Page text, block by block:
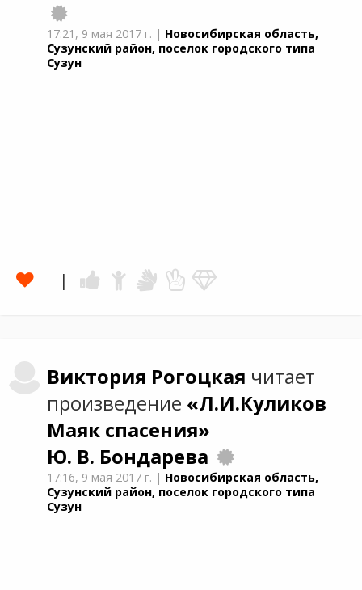
17:21, 9 мая 2017 г. | Новосибирская область,
Сузунский район, поселок городского типа
Сузун
Виктория Рогоцкая читает
произведение «Л.И.Куликов
Маяк спасения»
Ю. В. Бондарева
17:16, 9 мая 2017 г. | Новосибирская область,
Сузунский район, поселок городского типа
Сузун